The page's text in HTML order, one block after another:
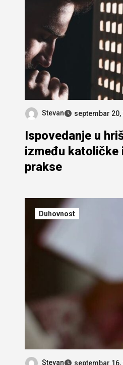
Stevan septembar 20,
Ispovedanje u
između katoličke
prakse
Duhovnost
Stevan septembar 16,